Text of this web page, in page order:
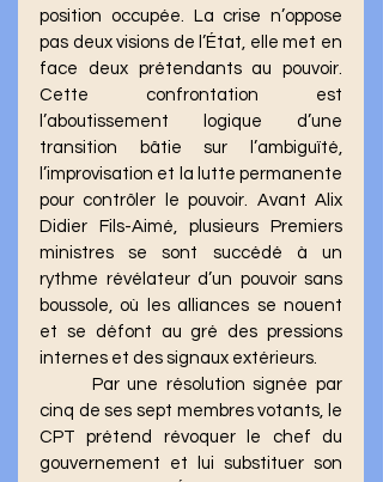
position occupée. La crise n’oppose
pas deux visions de l’État, elle met en
face deux prétendants au pouvoir.
Cette confrontation est
l’aboutissement logique d’une
transition bâtie sur l’ambiguïté,
l’improvisation et la lutte permanente
pour contrôler le pouvoir. Avant Alix
Didier Fils-Aimé, plusieurs Premiers
ministres se sont succédé à un
rythme révélateur d’un pouvoir sans
boussole, où les alliances se nouent
et se défont au gré des pressions
internes et des signaux extérieurs.
cinq de ses sept membres votants, le
CPT prétend révoquer le chef du
gouvernement et lui substituer son